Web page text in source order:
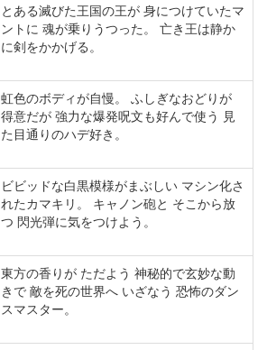
とある滅びた王国の王が 身につけていたマ
ントに 魂が乗りうつった。 亡き王は静か
に剣をかかげる。
虹色のボディが自慢。 ふしぎなおどりが
得意だが 強力な爆発呪文も好んで使う 見
た目通りのハデ好き。
ビビッドな白黒模様がまぶしい マシン化さ
れたカマキリ。 キャノン砲と そこから放
つ 閃光弾に気をつけよう。
東方の香りが ただよう 神秘的で玄妙な動
きで 敵を死の世界へ いざなう 恐怖のダン
スマスター。